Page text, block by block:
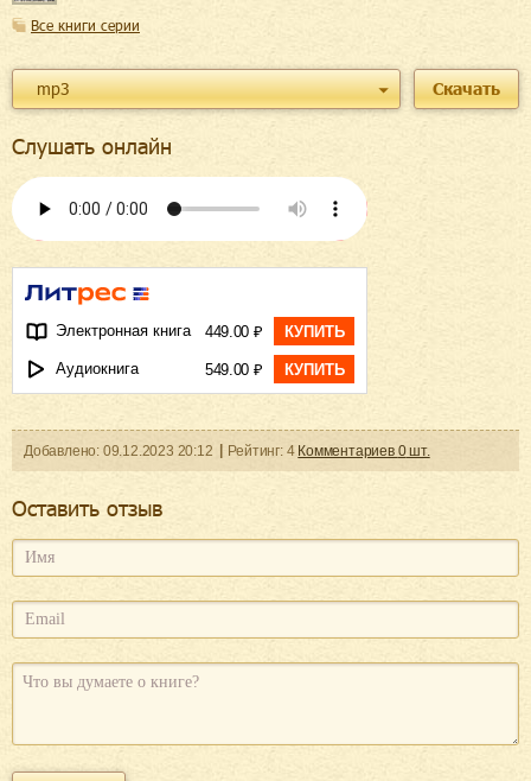
Все книги серии
mp3 Скачать
Слушать онлайн
Электронная книга 449.00 ₽ КУПИТЬ
Аудиокнига 549.00 ₽ КУПИТЬ
Добавленo: 09.12.2023 20:12 Рейтинг: 4 Комментариев 0шт.
Оcтавить отзыв